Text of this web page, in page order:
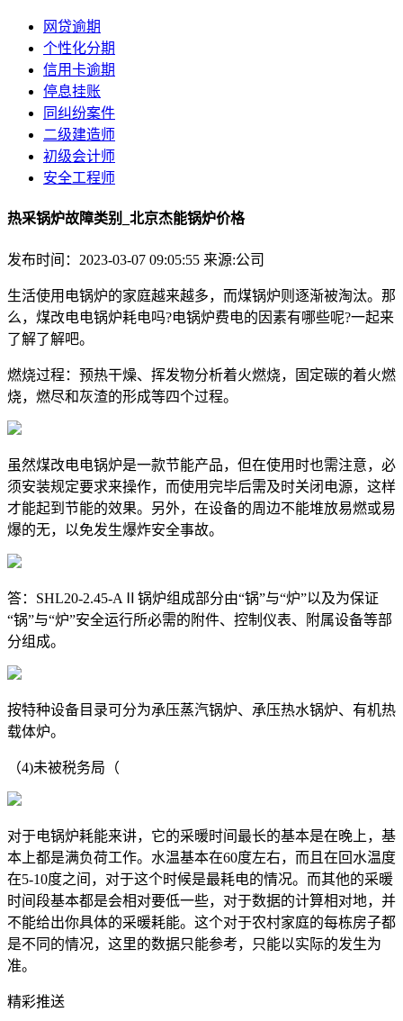
网贷逾期
个性化分期
信用卡逾期
停息挂账
同纠纷案件
二级建造师
初级会计师
安全工程师
热采锅炉故障类别_北京杰能锅炉价格
发布时间：2023-03-07 09:05:55 来源:公司
生活使用电锅炉的家庭越来越多，而煤锅炉则逐渐被淘汰。那
么，煤改电电锅炉耗电吗?电锅炉费电的因素有哪些呢?一起来
了解了解吧。
燃烧过程：预热干燥、挥发物分析着火燃烧，固定碳的着火燃
烧，燃尽和灰渣的形成等四个过程。
虽然煤改电电锅炉是一款节能产品，但在使用时也需注意，必
须安装规定要求来操作，而使用完毕后需及时关闭电源，这样
才能起到节能的效果。另外，在设备的周边不能堆放易燃或易
爆的无，以免发生爆炸安全事故。
答：SHL20-2.45-AⅡ锅炉组成部分由“锅”与“炉”以及为保证
“锅”与“炉”安全运行所必需的附件、控制仪表、附属设备等部
分组成。
按特种设备目录可分为承压蒸汽锅炉、承压热水锅炉、有机热
载体炉。
（4)未被税务局（
对于电锅炉耗能来讲，它的采暖时间最长的基本是在晚上，基
本上都是满负荷工作。水温基本在60度左右，而且在回水温度
在5-10度之间，对于这个时候是最耗电的情况。而其他的采暖
时间段基本都是会相对要低一些，对于数据的计算相对地，并
不能给出你具体的采暖耗能。这个对于农村家庭的每栋房子都
是不同的情况，这里的数据只能参考，只能以实际的发生为
准。
精彩推送